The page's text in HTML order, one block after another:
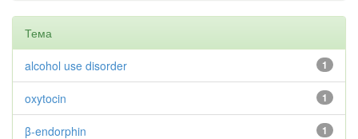
Тема
1
alcohol use disorder
1
oxytocin
1
β-endorphin